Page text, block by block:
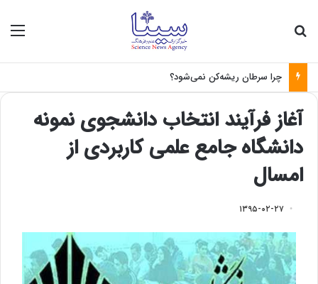
چرا سرطان ریشه‌کن نمی‌شود؟
آغاز فرآیند انتخاب دانشجوی نمونه
دانشگاه جامع علمی کاربردی از
امسال
۱۳۹۵-۰۲-۲۷